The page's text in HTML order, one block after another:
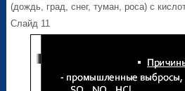
(дождь, град, снег, туман, роса) с
Слайд 11